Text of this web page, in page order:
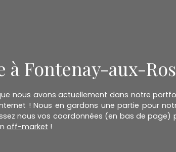
à Fontenay-aux-
nous avons actuellement dans notre
! Nous en gardons une partie pour
nous vos coordonnées (en bas de page)
off-market !